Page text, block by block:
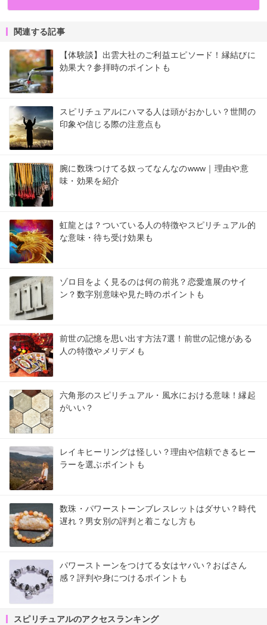
関連する記事
【体験談】出雲大社のご利益エピソード！縁結びに
効果大？参拝時のポイントも
スピリチュアルにハマる人は頭がおかしい？世間の
印象や信じる際の注意点も
腕に数珠つけてる奴ってなんなのwww｜理由や意
味・効果を紹介
虹龍とは？ついている人の特徴やスピリチュアル的
な意味・待ち受け効果も
ゾロ目をよく見るのは何の前兆？恋愛進展のサイ
ン？数字別意味や見た時のポイントも
前世の記憶を思い出す方法7選！前世の記憶がある
人の特徴やメリデメも
六角形のスピリチュアル・風水における意味！縁起
がいい？
レイキヒーリングは怪しい？理由や信頼できるヒー
ラーを選ぶポイントも
数珠・パワーストーンブレスレットはダサい？時代
遅れ？男女別の評判と着こなし方も
パワーストーンをつけてる女はヤバい？おばさん
感？評判や身につけるポイントも
スピリチュアルのアクセスランキング